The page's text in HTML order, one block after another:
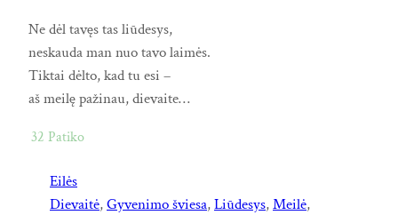
Ne dėl tavęs tas liūdesys,
neskauda man nuo tavo laimės.
Tiktai dėlto, kad tu esi –
aš meilę pažinau, dievaite…
32 Patiko
Eilės
Dievaitė, Gyvenimo šviesa, Liūdesys, Meilė